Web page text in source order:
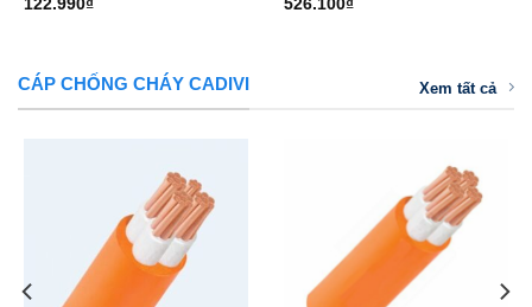
122.990₫
526.100₫
CÁP CHỐNG CHÁY CADIVI Xem tất cả